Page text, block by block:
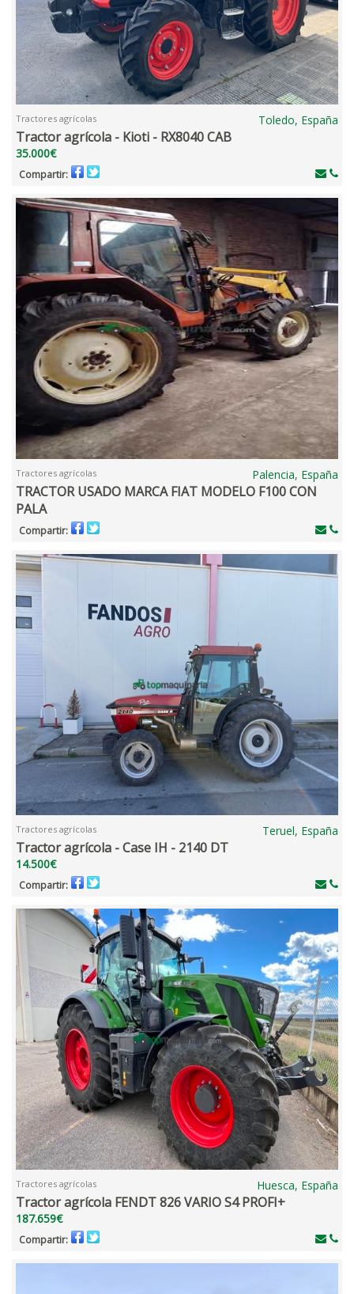
Tractores agrícolas Toledo, España
Tractor agrícola - Kioti - RX8040 CAB
35.000€
Compartir:
Tractores agrícolas Palencia, España
TRACTOR USADO MARCA FIAT MODELO F100 CON
PALA
Compartir:
Tractores agrícolas Teruel, España
Tractor agrícola - Case IH - 2140 DT
14.500€
Compartir:
Tractores agrícolas Huesca, España
Tractor agrícola FENDT 826 VARIO S4 PROFI+
187.659€
Compartir: